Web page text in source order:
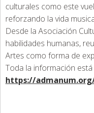
culturales como este
reforzando la vida
Desde la Asociación
habilidades humanas,
Artes como forma de
Toda la información
https://